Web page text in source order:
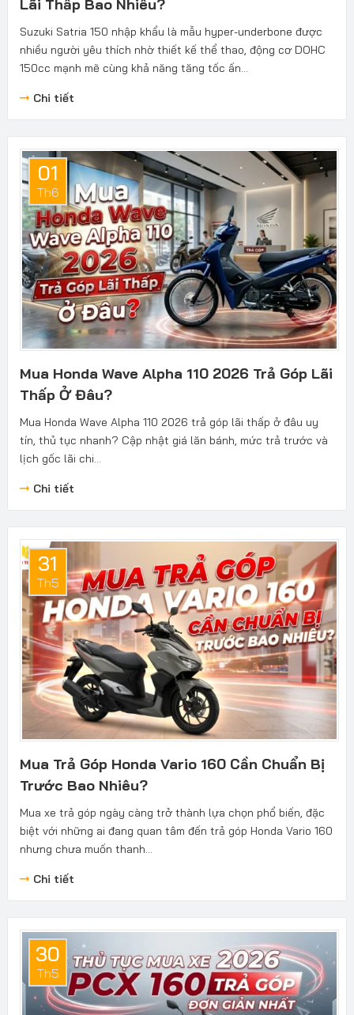
Lãi Thấp Bao Nhiêu?
Suzuki Satria 150 nhập khẩu là mẫu hyper-underbone được
nhiều người yêu thích nhờ thiết kế thể thao, động cơ DOHC
150cc mạnh mẽ cùng khả năng tăng tốc ấn...
Chi tiết
01
Th6
Mua Honda Wave Alpha 110 2026 Trả Góp Lãi
Thấp Ở Đâu?
Mua Honda Wave Alpha 110 2026 trả góp lãi thấp ở đâu uy
tín, thủ tục nhanh? Cập nhật giá lăn bánh, mức trả trước và
lịch gốc lãi chi...
Chi tiết
31
Th5
Mua Trả Góp Honda Vario 160 Cần Chuẩn Bị
Trước Bao Nhiêu?
Mua xe trả góp ngày càng trở thành lựa chọn phổ biến, đặc
biệt với những ai đang quan tâm đến trả góp Honda Vario 160
nhưng chưa muốn thanh...
Chi tiết
30
Th5